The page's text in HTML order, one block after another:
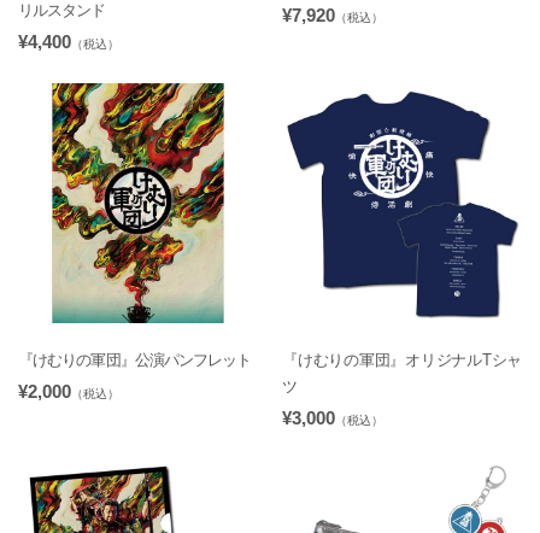
リルスタンド
¥4,400 （税込）
¥7,920 （税込）
『けむりの軍団』公演パンフレット
¥2,000 （税込）
『けむりの軍団』オリジナルTシャ
ツ
¥3,000 （税込）